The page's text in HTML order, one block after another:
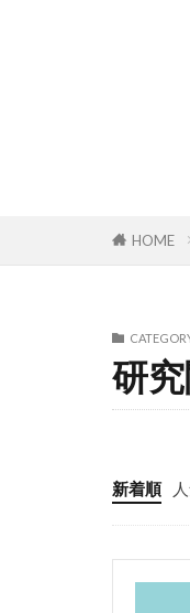
HOME
研
新着順